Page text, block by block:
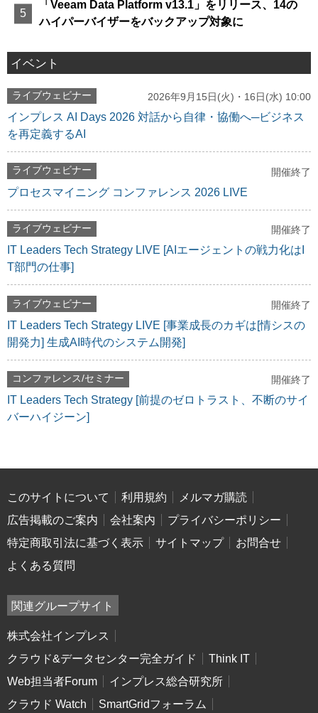
「Veeam Data Platform v13.1」をリリース、14の
ハイパーバイザーをバックアップ対象に
イベント
ライブウェビナー 2026年9月15日(火)・16日(水) 10:00
インプレス AI Days 2026 対話から自律・協働へ─ビジネス
を再定義するAI
ライブウェビナー 開催終了
プロセスマイニング コンファレンス 2026 LIVE
ライブウェビナー 開催終了
IT Leaders Tech Strategy LIVE [AIエージェントの戦力化はI
T部門の仕事]
ライブウェビナー 開催終了
IT Leaders Tech Strategy LIVE [事業成長のカギは[情シスの
開発力] 生成AI時代のシステム開発]
コンファレンス/セミナー 開催終了
IT Leaders Tech Strategy [前提のゼロトラスト、不断のサイ
バーハイジーン]
このサイトについて 利用規約
メルマガ購読
広告掲載のご案内
会社案内
プライバシーポリシー
特定商取引法に基づく表示
サイトマップ
お問合せ
よくある質問
関連グループサイト
株式会社インプレス
クラウド&データセンター完全ガイド
Think IT
Web担当者Forum
インプレス総合研究所
クラウド Watch
SmartGridフォーラム